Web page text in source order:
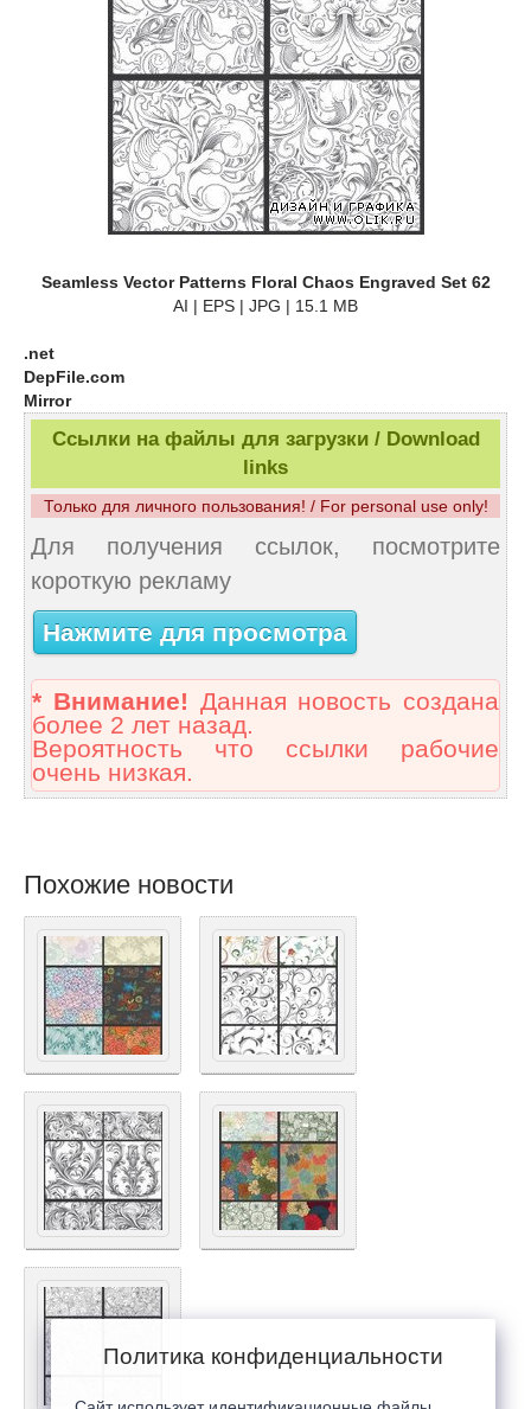
Seamless Vector Patterns Floral Chaos Engraved Set 62
AI | EPS | JPG | 15.1 MB
.net
DepFile.com
Mirror
Ссылки на файлы для загрузки / Download
links
Только для личного пользования! / For personal use only!
Для получения ссылок, посмотрите
короткую рекламу
Нажмите для просмотра
* Внимание! Данная новость создана
более 2 лет назад.
Вероятность что ссылки рабочие
очень низкая.
Похожие новости
Политика конфиденциальности